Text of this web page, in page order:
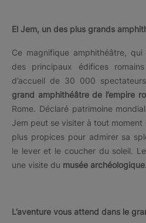
El Jem, un des plus grands
Ce magnifique amphithéâtre,
des principaux édifices
d’accueil de 30 000
grand amphithéâtre de l’empire
Rome. Déclaré patrimoine
Jem peut se visiter à tout moment
plus propices pour admirer sa
le lever et le coucher du soleil.
une visite du musée archéologique.
L’aventure vous attend dans le